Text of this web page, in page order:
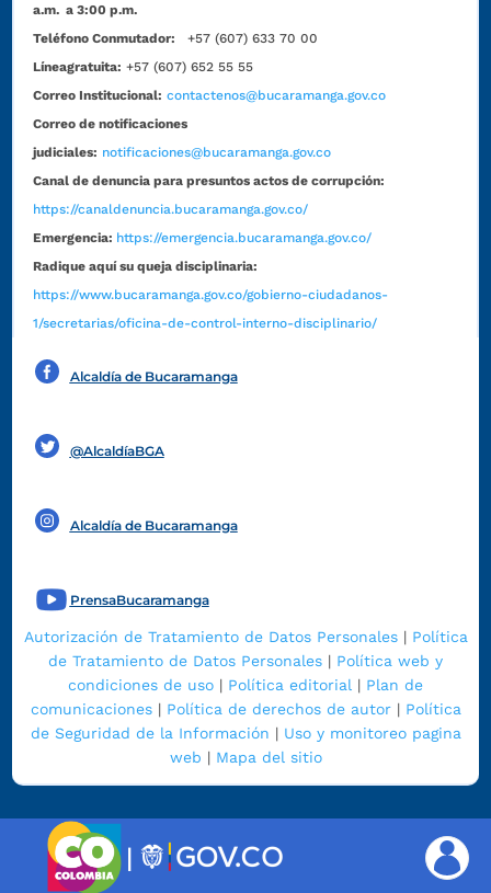
a.m. a 3:00 p.m.
Teléfono Conmutador:
+57 (607) 633 70 00
Líneagratuita: +57 (607) 652 55 55
Correo Institucional: contactenos@bucaramanga.gov.co
Correo de notificaciones
judiciales: notificaciones@bucaramanga.gov.co
Canal de denuncia para presuntos actos de corrupción:
https://canaldenuncia.bucaramanga.gov.co/
Emergencia: https://emergencia.bucaramanga.gov.co/
Radique aquí su queja disciplinaria:
https://www.bucaramanga.gov.co/gobierno-ciudadanos-
1/secretarias/oficina-de-control-interno-disciplinario/
Alcaldía de Bucaramanga
@AlcaldíaBGA
Alcaldía de Bucaramanga
PrensaBucaramanga
Autorización de Tratamiento de Datos Personales| Política
de Tratamiento de Datos Personales | Política web y
condiciones de uso | Política editorial | Plan de
comunicaciones| Política de derechos de autor| Política
de Seguridad de la Información | Uso y monitoreo pagina
web | Mapa del sitio
|